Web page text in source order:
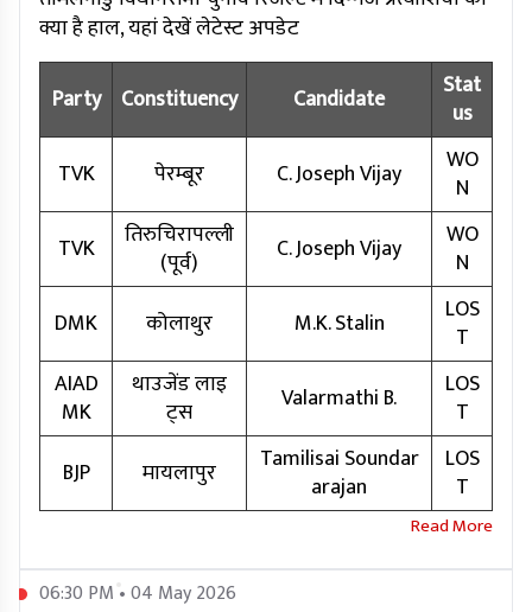
क्या है हाल, यहां देखें लेटेस्ट अपडेट
Party
Constituency Candidate
Stat
us
TVK
पेरम्बूर C. Joseph Vijay
WO
N
TVK
तिरुचिरापल्ली
(पूर्व)
C. Joseph Vijay
WO
N
DMK
कोलाथुर M.K. Stalin
LOS
T
AIAD
MK
थाउजेंड लाइ
ट्स
Valarmathi B.
LOS
T
BJP
मायलापुर
Tamilisai Soundar
arajan
LOS
T
06:30 PM • 04 May 2026